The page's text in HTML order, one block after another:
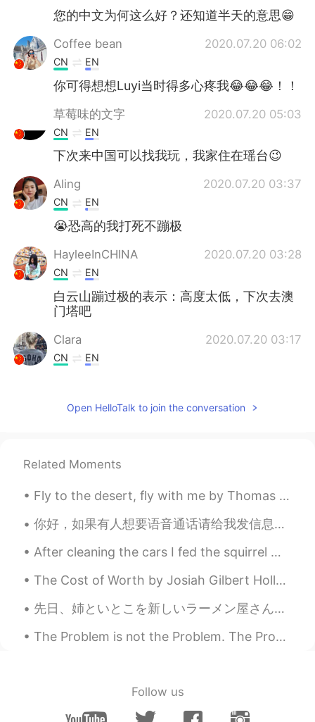
您的中文为何这么好？还知道半天的意思😁
Coffee bean 2020.07.20 06:02
CN EN
你可得想想Luyi当时得多心疼我😂😂😂！！
草莓味的文字 2020.07.20 05:03
CN EN
下次来中国可以找我玩，我家住在瑶台😉
Aling 2020.07.20 03:37
CN EN
😭恐高的我打死不蹦极
HayleeInCHINA 2020.07.20 03:28
CN EN
白云山蹦过极的表示：高度太低，下次去澳
门塔吧
Clara 2020.07.20 03:17
CN EN
Ken哥 2020.07.20 03:16
CN EN
怀念一下去年去广州找hellotalk的朋友
怀念一下去年去广州找hellotalk的朋友
玩这件事情。
因为现在的情况也不知道下次见面是什
么时候了😪我记得有个故事，现在想起
挺搞笑不过当时就不是。
不过当时 觉得
那天本来是想一起去白云山蹦极的不过
Open HelloTalk to join the conversation
Related Moments
Fly to the desert, fly with me by Thomas Moore. Song of Nourmahal in “The Light of the Harem”. ...
你好，如果有人想要语音通话请给我发信息。我想练习中文，我也可以帮你们练习英语或韩语。 Lets talk in English!!! please send me a message!! I ...
After cleaning the cars I fed the squirrel 🤩🤩✨ I felt like Kaonashi trying to feed Totoro😅😅 The s...
The Cost of Worth by Josiah Gilbert Holland. Part 2 of 2. God gives no value unto men Unmatch...
先日、姉といとこを新しいラーメン屋さんへ連れていき、ごちそうしました。 The other day, I took my sister and my cousin to a new ramen ...
The Problem is not the Problem. The Problem is that you let the Problem consume your mind. Capri...
Follow us